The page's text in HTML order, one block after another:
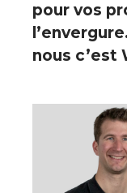
pour vos
nous c’est